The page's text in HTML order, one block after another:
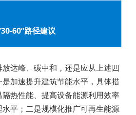
60”路径建议
达峰、碳中和，还是应从上述四
加速提升建筑节能水平，具体措
热性能、提高设备能源利用效率
平；二是规模化推广可再生能源